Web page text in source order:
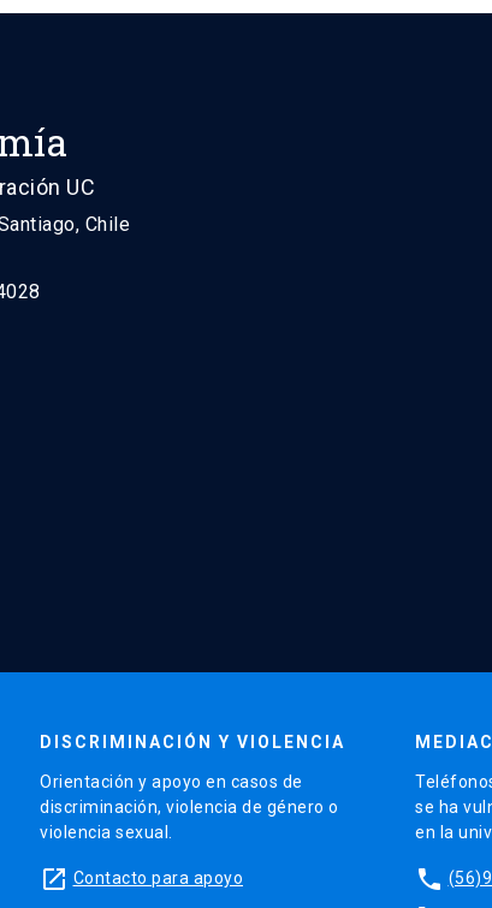
UC
Chile
DISCRIMINACIÓN Y VIOLENCIA
Orientación y apoyo en casos de
discriminación, violencia de género o
violencia sexual.
launch Contacto para apoyo
se ha
en la
phone